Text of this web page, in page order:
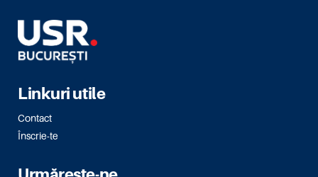
Linkuri utile
Contact
Înscrie-te